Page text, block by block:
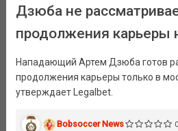
Дзюба не
продолжения карьеры
Нападающий Артем Дзюба готов
продолжения карьеры только в
утверждает Legalbet.
Bobsoccer News